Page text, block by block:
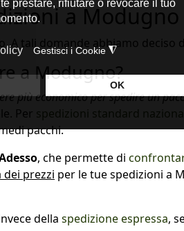
a Modugno
A tali domande abbiamo deciso
a Modugno?
più economico per spedire un
Per spedizioni standard nazionali
pacchi.
, che permette di
dei prezzi per le tue spedizioni a
della spedizione espressa,